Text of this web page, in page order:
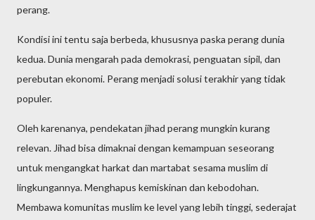
perang.
Kondisi ini tentu saja berbeda, khususnya paska perang dunia
kedua. Dunia mengarah pada demokrasi, penguatan sipil, dan
perebutan ekonomi. Perang menjadi solusi terakhir yang tidak
populer.
Oleh karenanya, pendekatan jihad perang mungkin kurang
relevan. Jihad bisa dimaknai dengan kemampuan seseorang
untuk mengangkat harkat dan martabat sesama muslim di
lingkungannya. Menghapus kemiskinan dan kebodohan.
Membawa komunitas muslim ke level yang lebih tinggi, sederajat